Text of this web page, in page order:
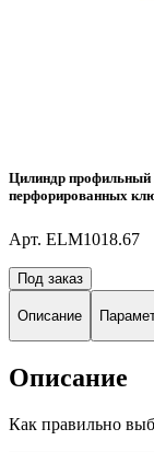
Цилиндр
перфорированных
Арт. ELM1018.67
Под заказ
Описание
Описание
Как правильно